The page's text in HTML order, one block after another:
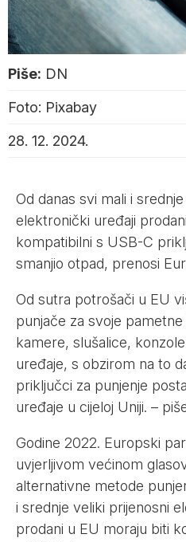
Piše: DN
Foto: Pixabay
28. 12. 2024.
Od danas svi mali i
elektronički uređaji
kompatibilni s USB-C
smanjio otpad, prenosi
Od sutra potrošači u EU
punjače za svoje
kamere, slušalice,
uređaje, s obzirom na to
priključci za punjenje
uređaje u cijeloj Uniji. –
Godine 2022. Europski
uvjerljivom većinom
alternativne metode
i srednje veliki prijenosni
prodani u EU moraju biti